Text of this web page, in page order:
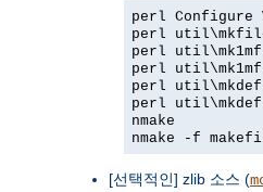
perl Configure
perl
perl
perl
perl
perl
nmake
nmake -f
[선택적인] zlib 소스 (